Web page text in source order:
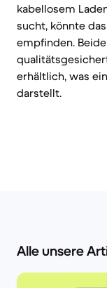
kabellosem
sucht, könnte
empfinden.
erhältlich, was
darstellt.
Alle unsere